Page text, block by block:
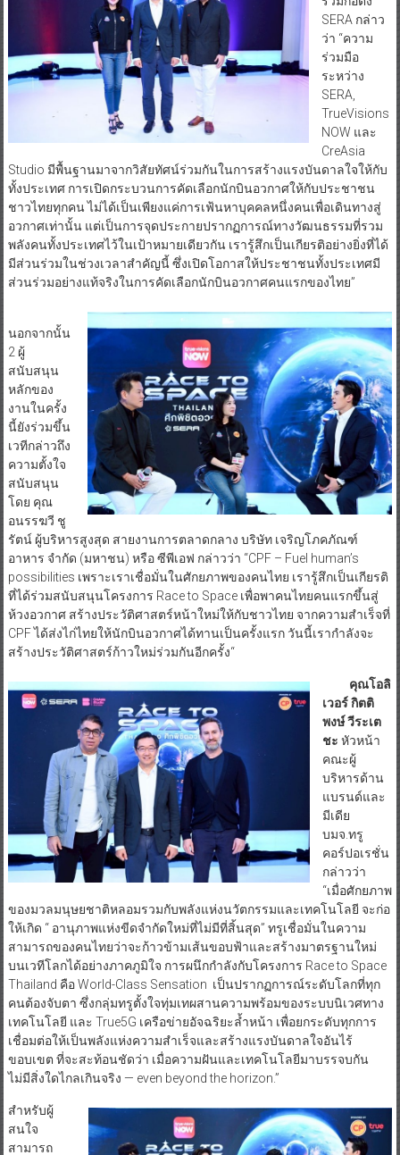
SERA กล่าว
ว่า “ความ
ร่วมมือ
ระหว่าง
SERA,
TrueVisions
NOW และ
CreAsia
Studio มีพื้นฐานมาจากวิสัยทัศน์ร่วมกันในการสร้างแรงบันดาลใจให้กับ
ทั้งประเทศ การเปิดกระบวนการคัดเลือกนักบินอวกาศให้กับประชาชน
ชาวไทยทุกคน ไม่ได้เป็นเพียงแค่การเฟ้นหาบุคคลหนึ่งคนเพื่อเดินทางสู่
อวกาศเท่านั้น แต่เป็นการจุดประกายปรากฏการณ์ทางวัฒนธรรมที่รวม
พลังคนทั้งประเทศไว้ในเป้าหมายเดียวกัน เรารู้สึกเป็นเกียรติอย่างยิ่งที่ได้
มีส่วนร่วมในช่วงเวลาสำคัญนี้ ซึ่งเปิดโอกาสให้ประชาชนทั้งประเทศมี
ส่วนร่วมอย่างแท้จริงในการคัดเลือกนักบินอวกาศคนแรกของไทย”
นอกจากนั้น
2 ผู้
สนับสนุน
หลักของ
งานในครั้ง
นี้ยังร่วมขึ้น
เวทีกล่าวถึง
ความตั้งใจ
สนับสนุน
โดย คุณ
อนรรฆวี ชู
รัตน์ ผู้บริหารสูงสุด สายงานการตลาดกลาง บริษัท เจริญโภคภัณฑ์
อาหาร จำกัด (มหาชน) หรือ ซีพีเอฟ กล่าวว่า “CPF – Fuel human’s
possibilities เพราะเราเชื่อมั่นในศักยภาพของคนไทย เรารู้สึกเป็นเกียรติ
ที่ได้ร่วมสนับสนุนโครงการ Race to Space เพื่อพาคนไทยคนแรกขึ้นสู่
ห้วงอวกาศ สร้างประวัติศาสตร์หน้าใหม่ให้กับชาวไทย จากความสำเร็จที่
CPF ได้ส่งไก่ไทยให้นักบินอวกาศได้ทานเป็นครั้งแรก วันนี้เรากำลังจะ
สร้างประวัติศาสตร์ก้าวใหม่ร่วมกันอีกครั้ง“
คุณโอลิ
เวอร์ กิตติ
พงษ์ วีระเต
ชะ หัวหน้า
คณะผู้
บริหารด้าน
แบรนด์และ
มีเดีย
บมจ.ทรู
คอร์ปอเรชั่น
กล่าวว่า
“เมื่อศักยภาพ
ของมวลมนุษยชาติหลอมรวมกับพลังแห่งนวัตกรรมและเทคโนโลยี จะก่อ
ให้เกิด “ อานุภาพแห่งขีดจำกัดใหม่ที่ไม่มีที่สิ้นสุด” ทรูเชื่อมั่นในความ
สามารถของคนไทยว่าจะก้าวข้ามเส้นขอบฟ้าและสร้างมาตรฐานใหม่
บนเวทีโลกได้อย่างภาคภูมิใจ การผนึกกำลังกับโครงการ Race to Space
Thailand คือ World-Class Sensation เป็นปรากฏการณ์ระดับโลกที่ทุก
คนต้องจับตา ซึ่งกลุ่มทรูตั้งใจทุ่มเทผสานความพร้อมของระบบนิเวศทาง
เทคโนโลยี และ True5G เครือข่ายอัจฉริยะล้ำหน้า เพื่อยกระดับทุกการ
เชื่อมต่อให้เป็นพลังแห่งความสำเร็จและสร้างแรงบันดาลใจอันไร้
ขอบเขต ที่จะสะท้อนชัดว่า เมื่อความฝันและเทคโนโลยีมาบรรจบกัน
ไม่มีสิ่งใดไกลเกินจริง — even beyond the horizon.”
สำหรับผู้
สนใจ
สามารถ